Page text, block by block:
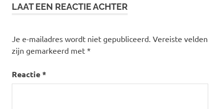
LAAT EEN REACTIE ACHTER
Je e-mailadres wordt niet gepubliceerd. Vereiste velden
zijn gemarkeerd met *
Reactie*